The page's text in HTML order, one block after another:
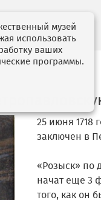
25 июня 1718
заключен в
«Розыск» по
начат еще 3
того, как он
музей
использовать
ваших
программы.